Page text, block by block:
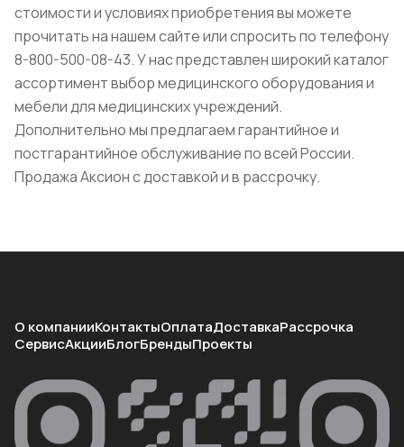
стоимости и условиях приобретения вы можете
прочитать на нашем сайте или спросить по телефону
8-800-500-08-43. У нас представлен широкий каталог
ассортимент выбор медицинского оборудования и
мебели для медицинских учреждений.
Дополнительно мы предлагаем гарантийное и
постгарантийное обслуживание по всей России.
Продажа Аксион с доставкой и в рассрочку.
О компанииКонтактыОплатаДоставкаРассрочка
СервисАкцииБлогБрендыПроекты